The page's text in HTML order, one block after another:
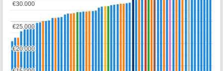
€20.000
€20.000
€25.000
€25.000
€30.000
€30.000